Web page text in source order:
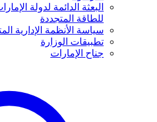
البعثة الدائمة لدولة
للطاقة المتجددة
سياسة الأنظمة الإدارية
تطبيقات الوزارة
جناح الإمارات